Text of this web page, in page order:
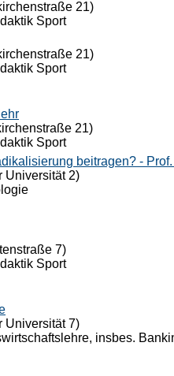
21)
Sport
21)
Sport
21)
Sport
beitragen? -
Universität 2)
7)
Sport
Universität 7)
insbes.